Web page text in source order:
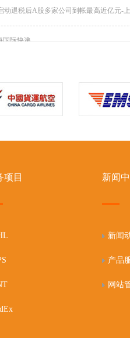
动退税后A股多家公司到帐最高近亿元-
国际快递
项目 新闻
新闻
产品
网站